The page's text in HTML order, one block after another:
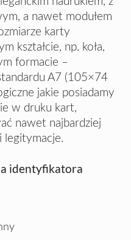
a nawet modułem
karty
kształcie, np. koła,
formacie –
A7 (105×74
jakie posiadamy
w druku kart,
nawet najbardziej
identyfikatora